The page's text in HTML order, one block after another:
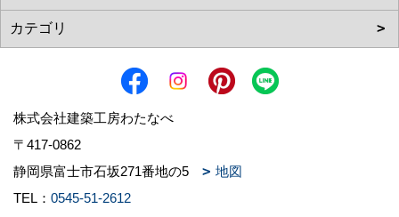
株式会社建築工房わたなべ
〒417-0862
静岡県富士市石坂271番地の5
地図
TEL： 0545-51-2612